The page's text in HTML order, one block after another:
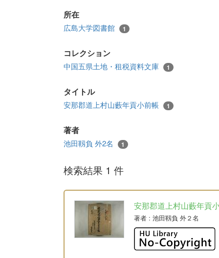
所在
広島大学図書館 1
コレクション
中国五県土地・租税資料文庫 1
タイトル
安那郡道上村山藪年貢小前帳 1
著者
池田靱負 外2名 1
検索結果 1 件
安那郡道上村山藪年貢
著者 : 池田靱負 外２名